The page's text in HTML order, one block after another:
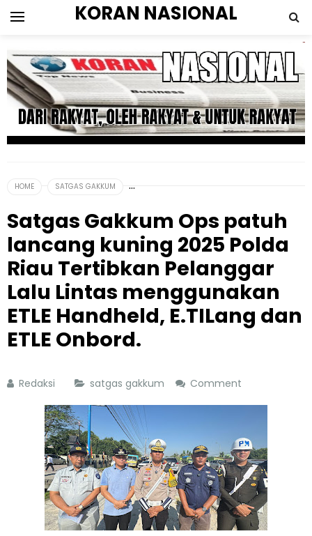
KORAN NASIONAL
HOME SATGAS GAKKUM
Satgas Gakkum Ops patuh
lancang kuning 2025 Polda
Riau Tertibkan Pelanggar
Lalu Lintas menggunakan
ETLE Handheld, E.TILang dan
ETLE Onbord.
Redaksi satgas gakkum Comment